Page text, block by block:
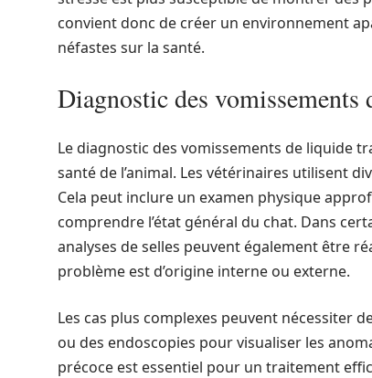
convient donc de créer un environnement
néfastes sur la santé.
Diagnostic des vomissements
Le diagnostic des vomissements de liquide
santé de l’animal. Les vétérinaires utilisent
Cela peut inclure un examen physique
comprendre l’état général du chat. Dans
analyses de selles peuvent également être
problème est d’origine interne ou externe.
Les cas plus complexes peuvent nécessiter
ou des endoscopies pour visualiser les
précoce est essentiel pour un traitement